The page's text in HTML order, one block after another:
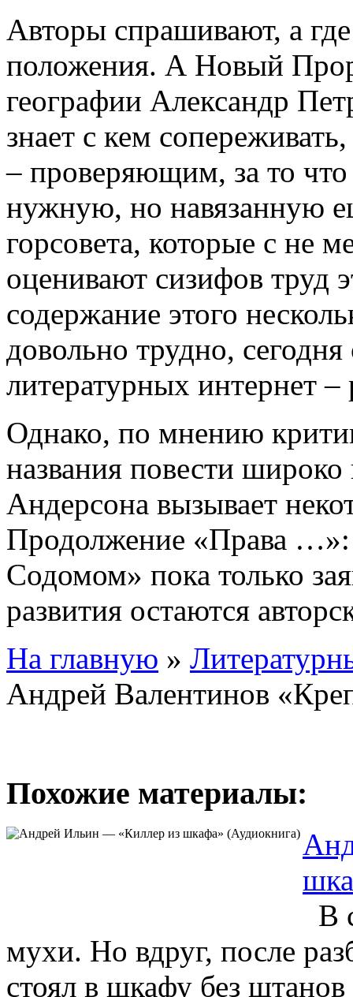
Авторы спрашивают, а
положения. А Новый
географии Александр
знает с кем
– проверяющим, за то
нужную, но навязанную
горсовета, которые с не
оценивают сизифов труд
содержание этого
довольно трудно,
литературных интернет –
Однако, по мнению
названия повести
Андерсона вызывает
Продолжение «Права …»:
Содомом» пока только
развития остаются
На главную »
Андрей Валентинов
Похожие материалы:
В
мухи. Но вдруг, после
стоял в шкафу без